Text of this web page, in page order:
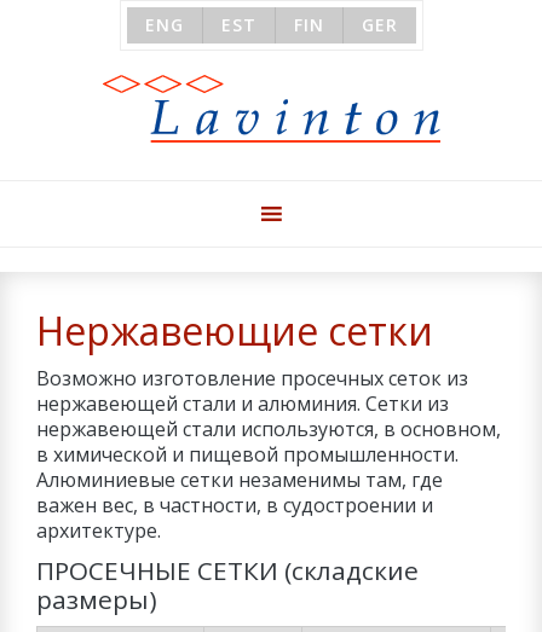
ENG EST FIN GER
Нержавеющие сетки
Возможно изготовление просечных сеток из
нержавеющей стали и алюминия. Сетки из
нержавеющей стали используются, в основном,
в химической и пищевой промышленности.
Алюминиевые сетки незаменимы там, где
важен вес, в частности, в судостроении и
архитектуре.
ПРОСЕЧНЫЕ СЕТКИ (складские
размеры)